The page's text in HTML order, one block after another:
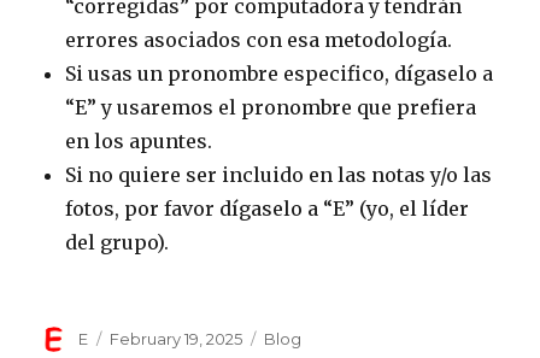
“corregidas” por computadora y tendrán
errores asociados con esa metodología.
Si usas un pronombre especifico, dígaselo a
“E” y usaremos el pronombre que prefiera
en los apuntes.
Si no quiere ser incluido en las notas y/o las
fotos, por favor dígaselo a “E” (yo, el líder
del grupo).
Author
E
Posted
February 19, 2025 Categories
Blog